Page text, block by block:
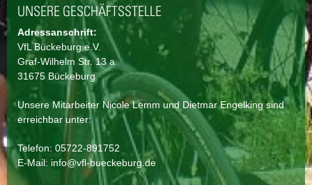
UNSERE GESCHÄFTSSTELLE
Adressanschrift:
VfL Bückeburg e.V.
Graf-Wilhelm Str. 13 a
31675 Bückeburg
Unsere Mitarbeiter Nicole Lemm und Dietmar Engelking sind
erreichbar unter:
Telefon: 05722-891752
E-Mail: info@vfl-bueckeburg.de